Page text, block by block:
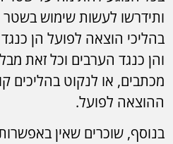
ותידרשו לעשות שימוש בשטר
בהליכי הוצאה לפועל הן
והן כנגד הערבים וכל זאת
מכתבים, או לנקוט בהליכים
ההוצאה לפועל.
בנוסף, שוכרים שאין